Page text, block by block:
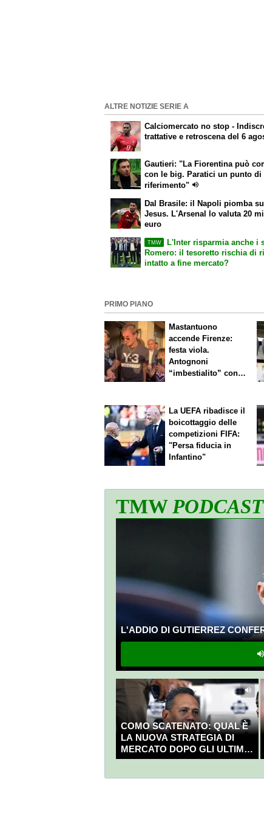
ALTRE NOTIZIE SERIE A
Calciomercato no stop -
trattative e retroscena del 6
Gautieri: "La Fiorentina può
con le big. Paratici un punto di
riferimento"
Dal Brasile: il Napoli piomba su
Jesus. L'Arsenal lo valuta 20
euro
TMW
L'Inter risparmia anche i
Romero: il tesoretto rischia di
intatto a fine mercato?
PRIMO PIANO
Mastantuono
accende Firenze:
festa viola.
Antognoni
“imbestialito” con
La UEFA ribadisce il
boicottaggio delle
competizioni FIFA:
"Persa fiducia in
Infantino"
TMWPODCAST
L'ADDIO DI GUTIERREZ
COMO SCATENATO: QUAL È
LA NUOVA STRATEGIA DI
MERCATO DOPO GLI ULTIMI
COLPI?